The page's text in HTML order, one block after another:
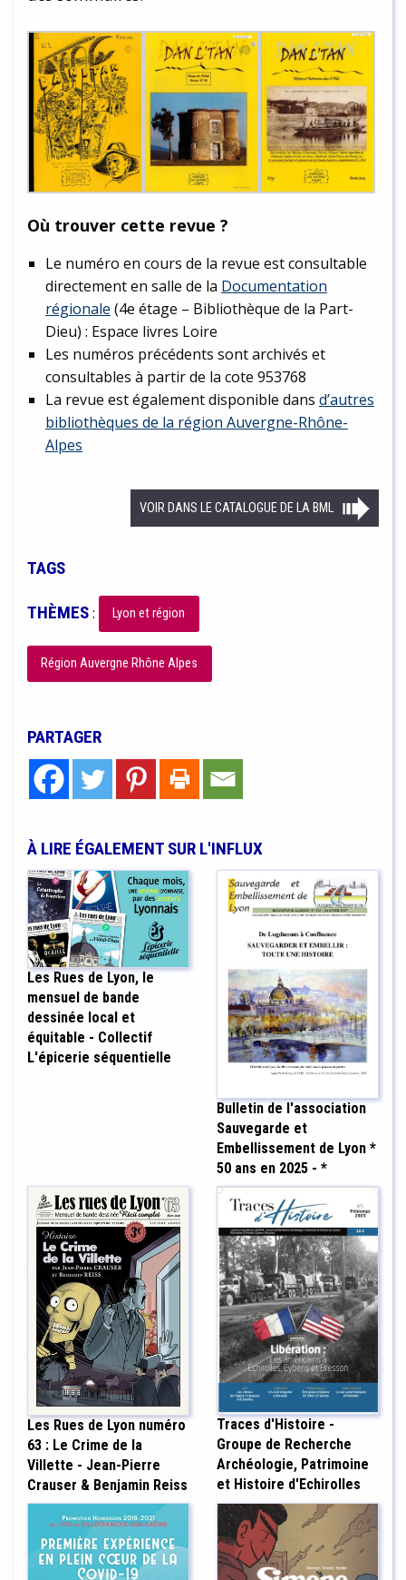
Où trouver cette revue ?
Le numéro en cours de la revue est consultable
directement en salle de la Documentation
régionale (4e étage – Bibliothèque de la Part-
Dieu) : Espace livres Loire
Les numéros précédents sont archivés et
consultables à partir de la cote 953768
La revue est également disponible dans d’autres
bibliothèques de la région Auvergne-Rhône-
Alpes
VOIR DANS LE CATALOGUE DE LA BML
TAGS
THÈMES: Lyon et région
Région Auvergne Rhône Alpes
PARTAGER
À LIRE ÉGALEMENT SUR L'INFLUX
Les Rues de Lyon, le
mensuel de bande
dessinée local et
équitable - Collectif
L'épicerie séquentielle
Bulletin de l'association
Sauvegarde et
Embellissement de Lyon *
50 ans en 2025 - *
Les Rues de Lyon numéro
63 : Le Crime de la
Villette - Jean-Pierre
Crauser & Benjamin Reiss
Traces d'Histoire -
Groupe de Recherche
Archéologie, Patrimoine
et Histoire d'Echirolles